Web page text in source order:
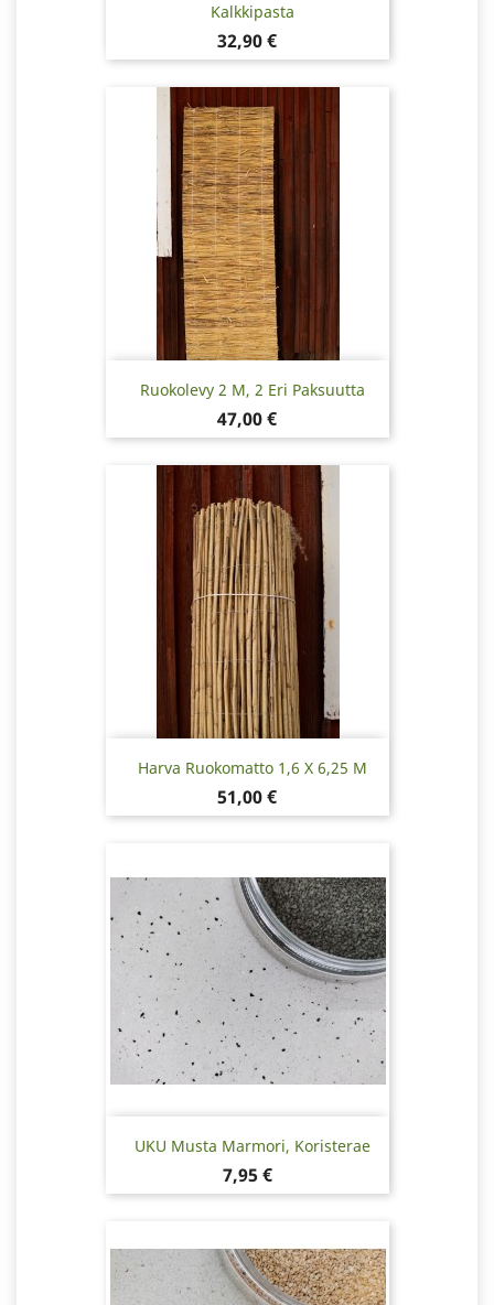
Kalkkipasta
Hinta
32,90 €
Ruokolevy 2 M, 2 Eri Paksuutta
Hinta
47,00 €
Harva Ruokomatto 1,6 X 6,25 M
Hinta
51,00 €
UKU Musta Marmori, Koristerae
Hinta
7,95 €